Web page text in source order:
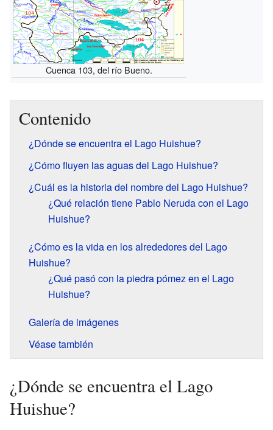
Cuenca 103, del río Bueno.
Contenido
¿Dónde se encuentra el Lago Huishue?
¿Cómo fluyen las aguas del Lago Huishue?
¿Cuál es la historia del nombre del Lago Huishue?
¿Qué relación tiene Pablo Neruda con el Lago
Huishue?
¿Cómo es la vida en los alrededores del Lago
Huishue?
¿Qué pasó con la piedra pómez en el Lago
Huishue?
Galería de imágenes
Véase también
¿Dónde se encuentra el Lago
Huishue?